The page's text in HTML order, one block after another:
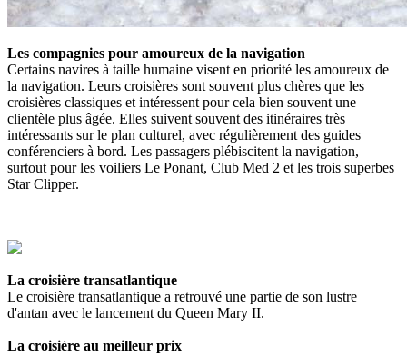
Les compagnies pour amoureux de la navigation
Certains navires à taille humaine visent en priorité les amoureux de
la navigation. Leurs croisières sont souvent plus chères que les
croisières classiques et intéressent pour cela bien souvent une
clientèle plus âgée. Elles suivent souvent des itinéraires très
intéressants sur le plan culturel, avec régulièrement des guides
conférenciers à bord. Les passagers plébiscitent la navigation,
surtout pour les voiliers Le Ponant, Club Med 2 et les trois superbes
Star Clipper.
La croisière transatlantique
Le croisière transatlantique a retrouvé une partie de son lustre
d'antan avec le lancement du Queen Mary II.
La croisière au meilleur prix